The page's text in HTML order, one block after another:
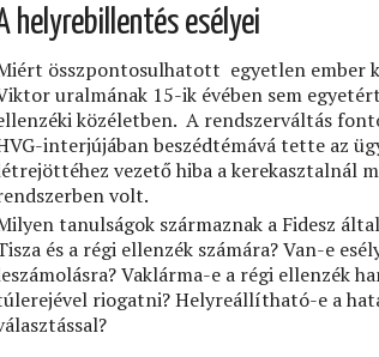
helyrebillentés esélyei
összpontosulhatott egyetlen ember
uralmának 15-ik évében sem
közéletben. A rendszerváltás
interjújában beszédtémává tette az
vezető hiba a kerekasztalnál
volt.
tanulságok származnak a Fidesz
és a régi ellenzék számára? Van-e
Vaklárma-e a régi ellenzék
riogatni? Helyreállítható-e a